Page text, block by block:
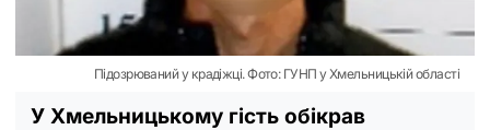
Підозрюваний у крадіжці. Фото: ГУНП у Хмельницькій області
У Хмельницькому гість обікрав